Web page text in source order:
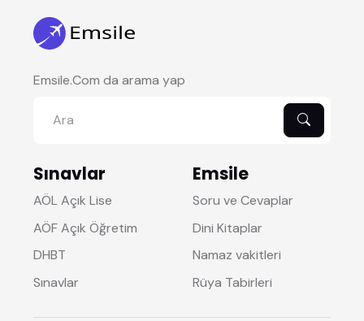
Emsile.Com da arama yap
Sınavlar
AÖL Açık Lise
AÖF Açık Öğretim
DHBT
Sınavlar
Emsile
Soru ve Cevaplar
Dini Kitaplar
Namaz vakitleri
Rüya Tabirleri